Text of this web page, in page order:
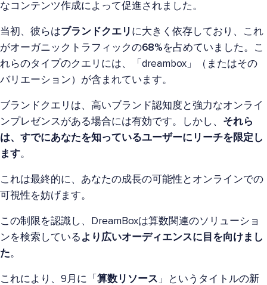
なコンテンツ作成によって促進されました。
当初、彼らはブランドクエリ に大きく依存しており、これ
がオーガニックトラフィックの68%を占めていました。こ
れらのタイプのクエリには、「dreambox」（またはその
バリエーション）が含まれています。
ブランドクエリは、高いブランド認知度と強力なオンライ
ンプレゼンスがある場合には有効です。しかし、 それら
は、すでにあなたを知っているユーザーにリーチを限定し
ます。
これは最終的に、あなたの成長の可能性とオンラインでの
可視性を妨げます。
この制限を認識し、DreamBoxは算数関連のソリューショ
ンを検索している より広いオーディエンスに目を向けまし
た。
これにより、9月に「 算数リソース 」というタイトルの新